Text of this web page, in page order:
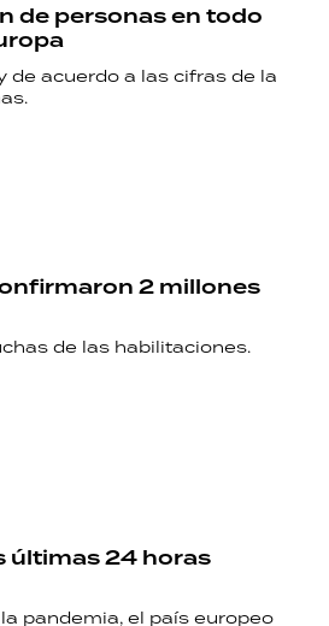
de personas en todo
de acuerdo a las cifras de la
2 millones
de las habilitaciones.
últimas 24 horas
pandemia, el país europeo